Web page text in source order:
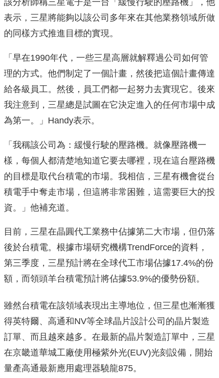
該分析師稱三星電子是一台「緩慢行駛的壓路機」，他
表示，三星將能夠以該公司多年來在其他業務領域所做
的同樣方式推進目標的實現。
「早在1990年代，一些三星高層就解釋過公司如何管
理的方式。他們制定了一個計畫，然後把這個計畫傳達
給各級員工。然後，員工們都一起努力去實現它。後來
我注意到，三星總是試圖在它決定進入的任何市場中成
為第一。」Handy表示。
「我稱該公司為：緩慢行駛的壓路機。就像壓路機一
樣，每個人都清楚地知道它要去哪裡，現在這台壓路機
的目標是取代台積電的市場。我相信，三星有機會從台
積電手中奪走市場，但這將非常困難，這需要巨大的投
資。」他補充道。
目前，三星在晶圓代工業務中佔據第二大市場，但仍落
後於台積電。根據市場研究機構TrendForce的資料，
第三季度，三星預計將在全球代工市場佔據17.4%的份
額，而領頭羊台積電預計將佔據53.9%的優勢份額。
雖然台積電在該領域表現出主導地位，但三星也漸漸獲
得英特爾、高通和NV等全球晶片設計公司的晶片製造
訂單、而且越來越多。在最新的晶片製造訂單中，三星
在京畿道華城工廠使用極紫外光(EUV)光刻設備，開始
量產高通最新應用處理器驍龍875。